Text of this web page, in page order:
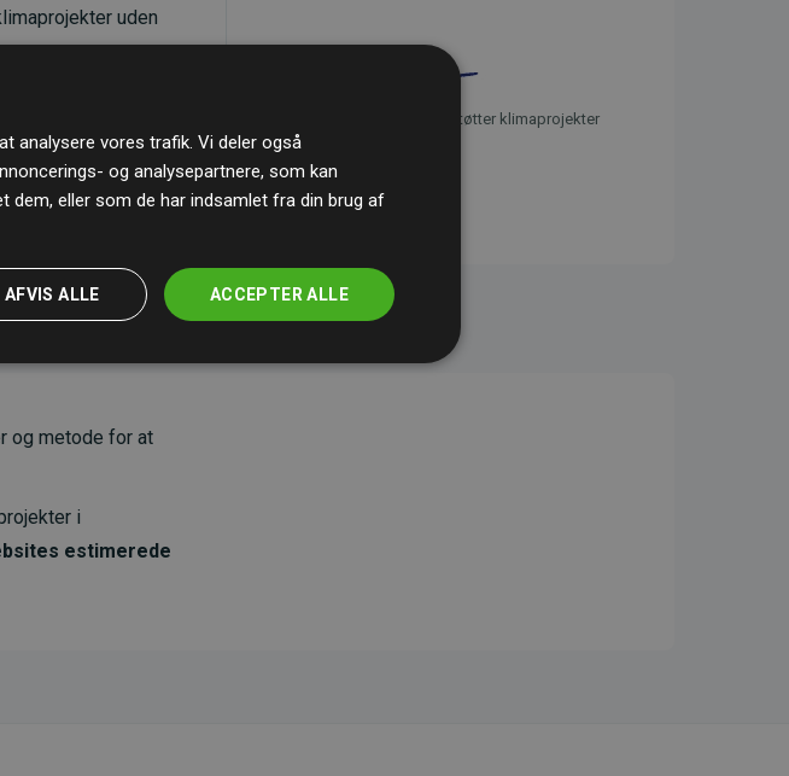
uden
til dobbelt så
sikrer høj kvalitet
her.
initiativet Websites, der støtter klimaprojekter
og metode for at
i
estimerede
analysere vores trafik. Vi deler også
og analysepartnere, som kan
dem, eller som de har indsamlet fra din brug af
ACCEPTER ALLE
AFVIS ALLE